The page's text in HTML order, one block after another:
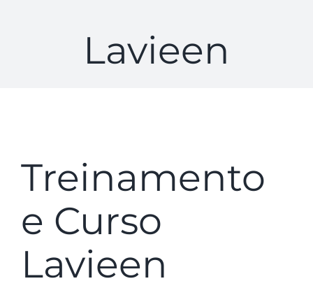
Lavieen
Treinamento
e Curso
Lavieen